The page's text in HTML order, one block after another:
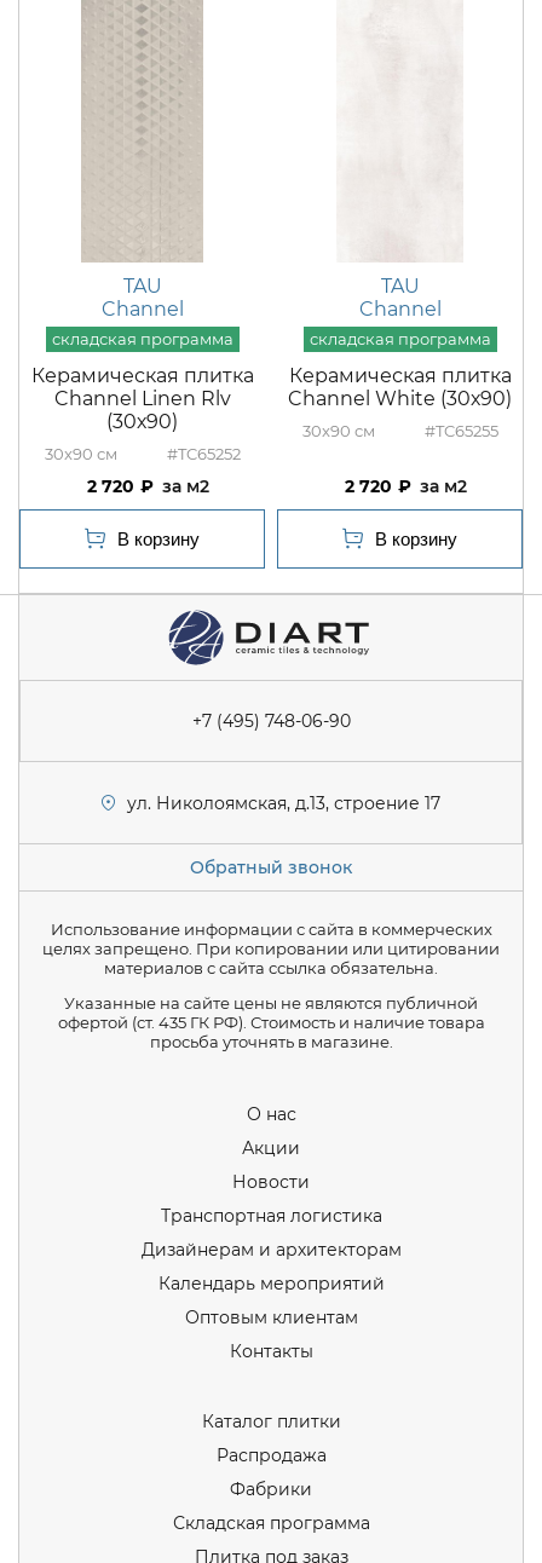
TAU
Channel
Керамическая плитка
Channel Linen Rlv
(30х90)
30x90 #TC65252
2 720 м2
TAU
Channel
Керамическая плитка
Channel White (30х90)
30x90 #TC65255
2 720 м2
+7 (495) 748-06-90
ул. Николоямская, д.13, строение 17
Обратный звонок
Использование информации с сайта в коммерческих
целях запрещено. При копировании или цитировании
материалов с сайта ссылка обязательна.
Указанные на сайте цены не являются публичной
офертой (ст. 435 ГК РФ). Стоимость и наличие товара
просьба уточнять в магазине.
О нас
Акции
Новости
Транспортная логистика
Дизайнерам и архитекторам
Календарь мероприятий
Оптовым клиентам
Контакты
Каталог плитки
Распродажа
Фабрики
Складская программа
Плитка под заказ